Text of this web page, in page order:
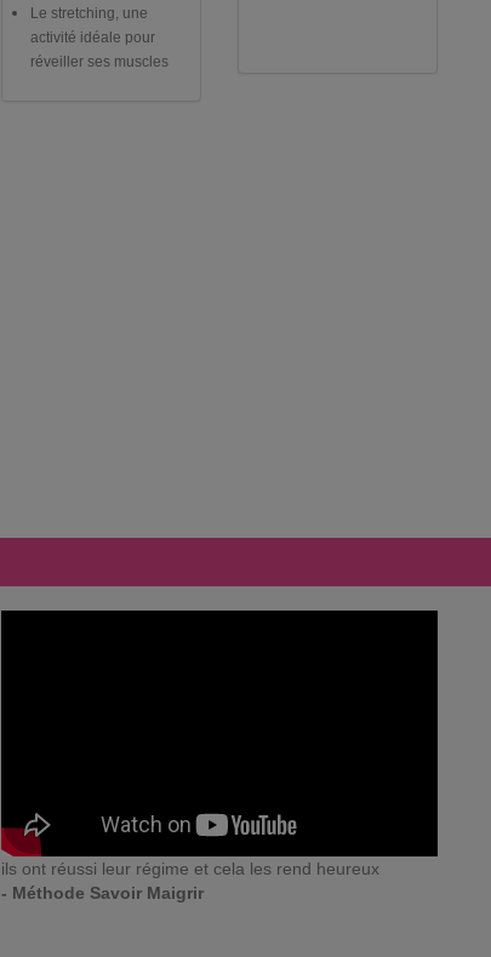
Le stretching, une
activité idéale pour
réveiller ses muscles
ils ont réussi leur régime et cela les rend heureux
- Méthode Savoir Maigrir